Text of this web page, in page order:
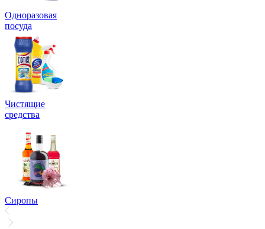
Одноразовая
посуда
Чистящие
средства
Сиропы